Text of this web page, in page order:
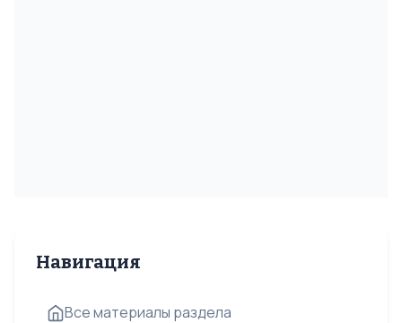
Навигация
Все материалы раздела